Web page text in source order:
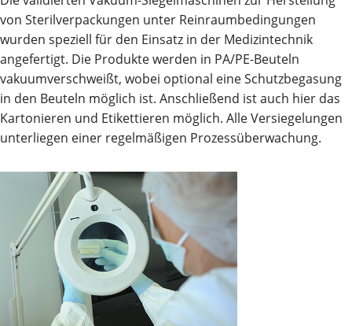
von Sterilverpackungen unter Reinraumbedingungen
wurden speziell für den Einsatz in der Medizintechnik
angefertigt. Die Produkte werden in PA/PE-Beuteln
vakuumverschweißt, wobei optional eine Schutzbegasung
in den Beuteln möglich ist. Anschließend ist auch hier das
Kartonieren und Etikettieren möglich. Alle Versiegelungen
unterliegen einer regelmäßigen Prozessüberwachung.